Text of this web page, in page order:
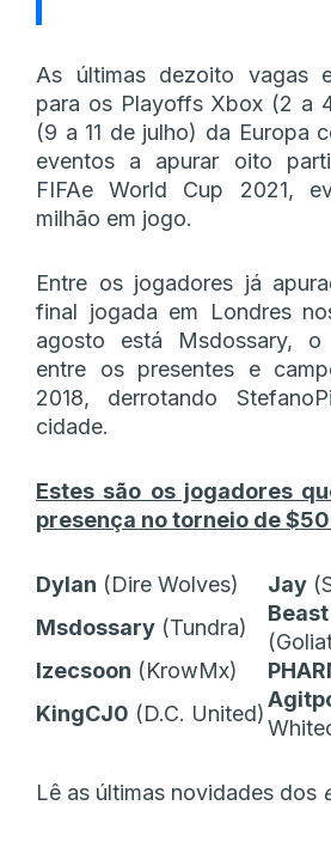
As últimas dezoito vagas
para os Playoffs Xbox (2 a
(9 a 11 de julho) da Europa
eventos a apurar oito
FIFAe World Cup 2021,
milhão em jogo.
Entre os jogadores já
final jogada em Londres
agosto está Msdossary, o
entre os presentes e
2018, derrotando
cidade.
Estes são os jogadores
presença no torneio de
Dylan (Dire Wolves) Jay
Msdossary (Tundra)
Izecsoon (KrowMx)
KingCJ0 (D.C. United)
Lê as últimas novidades dos